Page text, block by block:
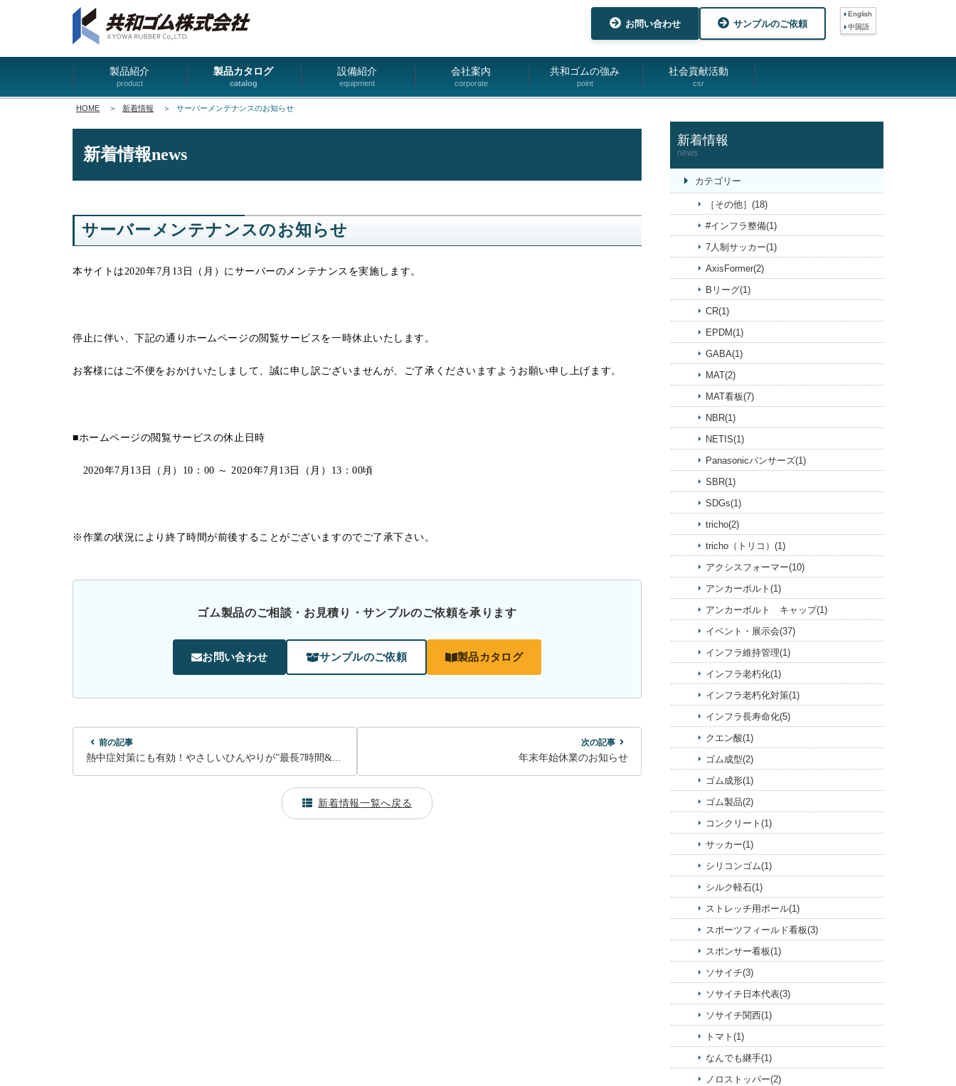
お問い合わせ サンプルのご依頼
English
中国語
製品紹介
product
製品カタログ
catalog
設備紹介
equipment
会社案内
corporate
共和ゴムの強み
point
社会貢献活動
csr
HOME ＞ 新着情報 ＞ サーバーメンテナンスのお知らせ
新着情報news
サーバーメンテナンスのお知らせ
本サイトは2020年7月13日（月）にサーバーのメンテナンスを実施します。
停止に伴い、下記の通りホームページの閲覧サービスを一時休止いたします。
お客様にはご不便をおかけいたしまして、誠に申し訳ございませんが、ご了承くださいますようお願い申し上げます。
■ホームページの閲覧サービスの休止日時
2020年7月13日（月）10：00 ～ 2020年7月13日（月）13：00頃
※作業の状況により終了時間が前後することがございますのでご了承下さい。
ゴム製品のご相談・お見積り・サンプルのご依頼を承ります
お問い合わせ サンプルのご依頼 製品カタログ
前の記事
熱中症対策にも有効！やさしいひんやりが”最長7時間&...
次の記事
年末年始休業のお知らせ
新着情報一覧へ戻る
新着情報
news
カテゴリー
［その他］(18)
#インフラ整備(1)
7人制サッカー(1)
AxisFormer(2)
Bリーグ(1)
CR(1)
EPDM(1)
GABA(1)
MAT(2)
MAT看板(7)
NBR(1)
NETIS(1)
Panasonicパンサーズ(1)
SBR(1)
SDGs(1)
tricho(2)
tricho（トリコ）(1)
アクシスフォーマー(10)
アンカーボルト(1)
アンカーボルト キャップ(1)
イベント・展示会(37)
インフラ維持管理(1)
インフラ老朽化(1)
インフラ老朽化対策(1)
インフラ長寿命化(5)
クエン酸(1)
ゴム成型(2)
ゴム成形(1)
ゴム製品(2)
コンクリート(1)
サッカー(1)
シリコンゴム(1)
シルク軽石(1)
ストレッチ用ポール(1)
スポーツフィールド看板(3)
スポンサー看板(1)
ソサイチ(3)
ソサイチ日本代表(3)
ソサイチ関西(1)
トマト(1)
なんでも継手(1)
ノロストッパー(2)